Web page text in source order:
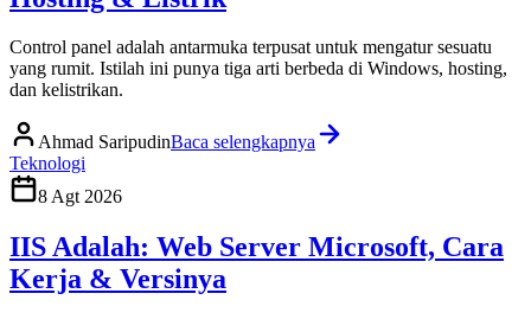
Control panel adalah antarmuka terpusat untuk mengatur sesuatu
yang rumit. Istilah ini punya tiga arti berbeda di Windows, hosting,
dan kelistrikan.
Ahmad SaripudinBaca selengkapnya
Teknologi
8 Agt 2026
IIS Adalah: Web Server Microsoft, Cara
Kerja & Versinya